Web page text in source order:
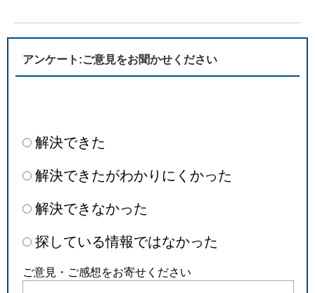
アンケート:ご意見をお聞かせください
解決できた
解決できたがわかりにくかった
解決できなかった
探している情報ではなかった
ご意見・ご感想をお寄せください